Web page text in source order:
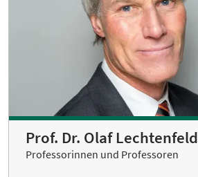
Prof. Dr. Olaf Lechtenfeld
Professorinnen und Professoren